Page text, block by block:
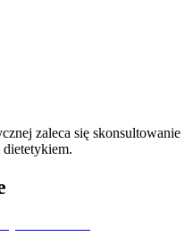
zaleca się skonsultowanie
dietetykiem.